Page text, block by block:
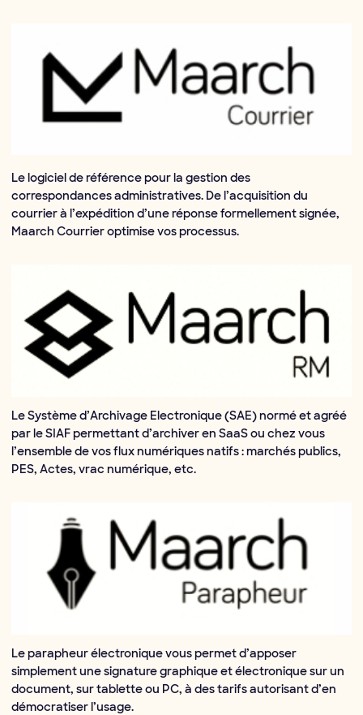
Le logiciel de référence pour la gestion des
correspondances administratives. De l’acquisition du
courrier à l’expédition d’une réponse formellement signée,
Maarch Courrier optimise vos processus.
Le Système d’Archivage Electronique (SAE) normé et agréé
par le SIAF permettant d’archiver en SaaS ou chez vous
l’ensemble de vos flux numériques natifs : marchés publics,
PES, Actes, vrac numérique, etc.
Le parapheur électronique vous permet d’apposer
simplement une signature graphique et électronique sur un
document, sur tablette ou PC, à des tarifs autorisant d’en
démocratiser l’usage.